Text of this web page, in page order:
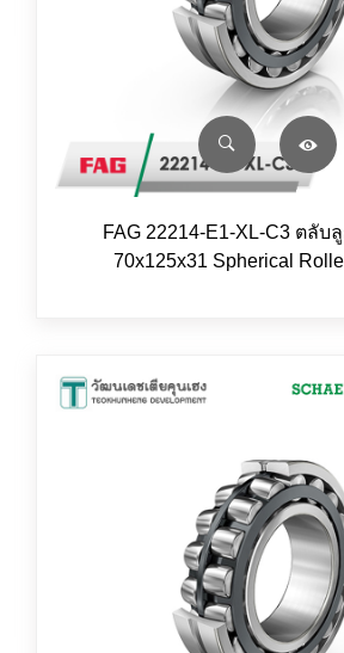
FAG 22214-E1-XL-C3 ตลั
70x125x31 Spherical